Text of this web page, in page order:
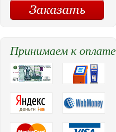
Принимаем к оплате